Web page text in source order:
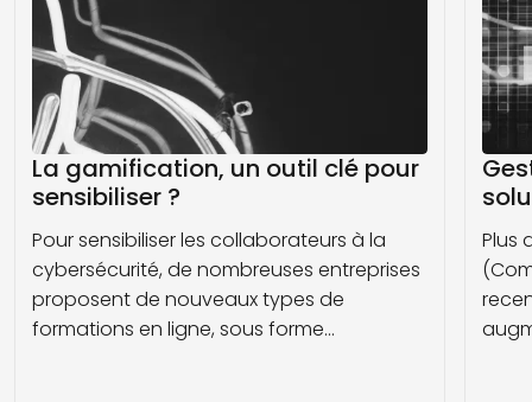
La gamification, un outil clé pour
sensibiliser ?
Pour sensibiliser les collaborateurs à la
cybersécurité, de nombreuses entreprises
proposent de nouveaux types de
formations en ligne, sous forme…
Plus